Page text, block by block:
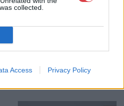
collected.
Access Privacy Policy